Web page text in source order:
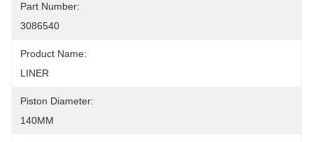
Part Number:
3086540
Product Name:
LINER
Piston Diameter:
140MM